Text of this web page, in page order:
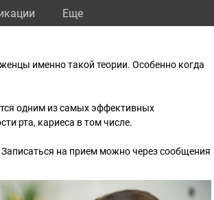
Eще
именно такой теории. Особенно когда
одним из самых эффективных
рта, кариеса в том числе.
на прием можно через сообщения